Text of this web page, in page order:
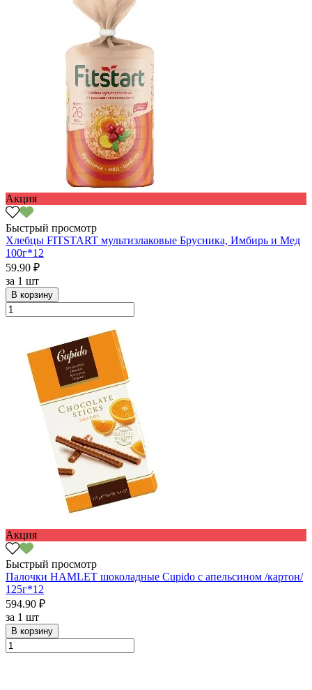
Акция
Быстрый просмотр
Хлебцы FITSTART мультизлаковые Брусника, Имбирь и Мед
100г*12
59.90 ₽
за 1 шт
В корзину
Акция
Быстрый просмотр
Палочки HAMLET шоколадные Cupido с апельсином /картон/
125г*12
594.90 ₽
за 1 шт
В корзину